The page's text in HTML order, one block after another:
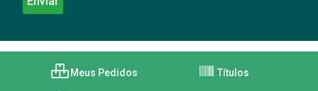
Meus Pedidos Títulos